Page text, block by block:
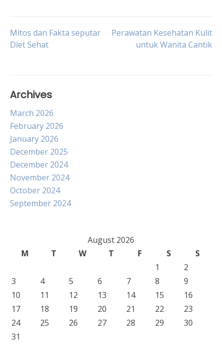
Post
Mitos dan Fakta seputar
Diet Sehat
Perawatan Kesehatan Kulit
untuk Wanita Cantik
Archives
March 2026
February 2026
January 2026
December 2025
December 2024
November 2024
October 2024
September 2024
August 2026
M
T W T F S
S
1
2
3
4 5 6 7 8
9
10
11 12 13 14 15
16
17
18 19 20 21 22
23
24
25 26 27 28 29
30
31